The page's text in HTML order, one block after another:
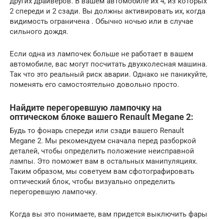
2 спереди и 2 сзади. Вы должны активировать их, когда
видимость ограничена . Обычно ночью или в случае
сильного дождя.
Если одна из лампочек больше не работает в вашем
автомобиле, вас могут посчитать двухколесная машина.
Так что это реальный риск аварии. Однако не паникуйте,
поменять его самостоятельно довольно просто.
Найдите перегоревшую лампочку на
оптическом блоке вашего Renault Megane 2:
Будь то фонарь спереди или сзади вашего Renault
Megane 2. Мы рекомендуем сначала перед разборкой
деталей, чтобы определить положение неисправной
лампы. Это поможет вам в остальных манипуляциях.
Таким образом, мы советуем вам сфотографировать
оптический блок, чтобы визуально определить
перегоревшую лампочку.
Когда вы это понимаете, вам придется выключить фары